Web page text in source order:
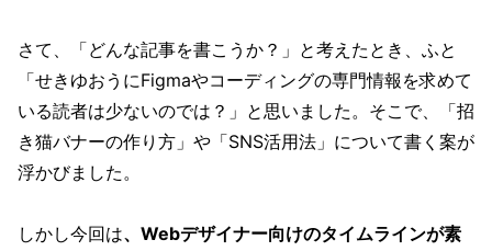
さて、「どんな記事を書こうか？」と考えたとき、ふと
「せきゆおうにFigmaやコーディングの専門情報を求めて
いる読者は少ないのでは？」と思いました。そこで、「招
き猫バナーの作り方」や「SNS活用法」について書く案が
浮かびました。
しかし今回は、Webデザイナー向けのタイムラインが素